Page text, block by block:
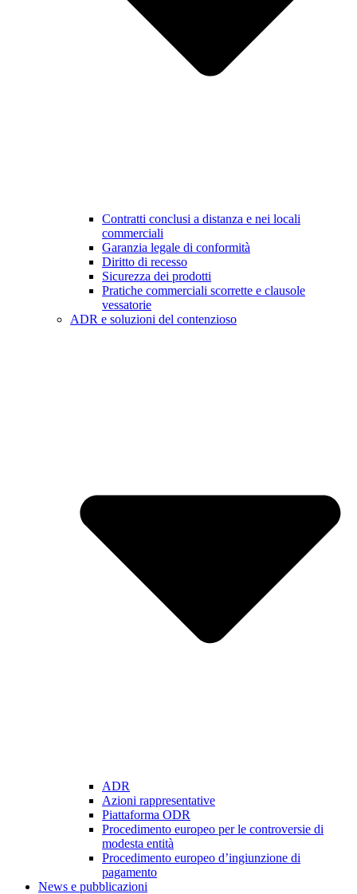
Contratti conclusi a distanza e nei locali
commerciali
Garanzia legale di conformità
Diritto di recesso
Sicurezza dei prodotti
Pratiche commerciali scorrette e clausole
vessatorie
ADR e soluzioni del contenzioso
ADR
Azioni rappresentative
Piattaforma ODR
Procedimento europeo per le controversie di
modesta entità
Procedimento europeo d’ingiunzione di
pagamento
News e pubblicazioni